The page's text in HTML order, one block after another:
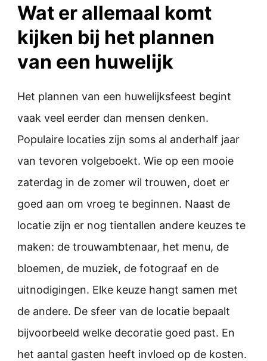
Wat er allemaal komt
kijken bij het plannen
van een huwelijk
Het plannen van een huwelijksfeest begint
vaak veel eerder dan mensen denken.
Populaire locaties zijn soms al anderhalf jaar
van tevoren volgeboekt. Wie op een mooie
zaterdag in de zomer wil trouwen, doet er
goed aan om vroeg te beginnen. Naast de
locatie zijn er nog tientallen andere keuzes te
maken: de trouwambtenaar, het menu, de
bloemen, de muziek, de fotograaf en de
uitnodigingen. Elke keuze hangt samen met
de andere. De sfeer van de locatie bepaalt
bijvoorbeeld welke decoratie goed past. En
het aantal gasten heeft invloed op de kosten.